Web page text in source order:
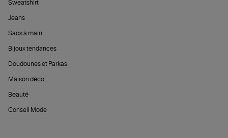
Sweatshirt
Jeans
Sacs à main
Bijoux tendances
Doudounes et Parkas
Maison déco
Beauté
Conseil Mode